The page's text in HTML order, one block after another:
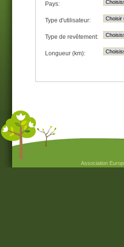
Pays:
Type d'utilisateur:
Type de revêtement:
Longueur (km):
Association